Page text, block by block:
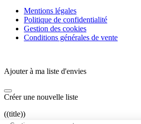
Mentions légales
Politique de confidentialité
Gestion des cookies
Conditions générales de vente
Ajouter à ma liste d'envies
Créer une nouvelle liste
((title))